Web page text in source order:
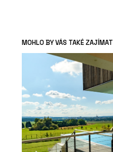
MOHLO BY VÁS TAKÉ ZAJÍMAT